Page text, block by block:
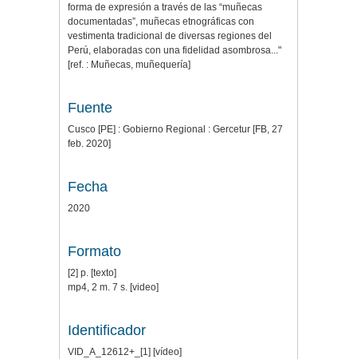
forma de expresión a través de las “muñecas
documentadas”, muñecas etnográficas con
vestimenta tradicional de diversas regiones del
Perú, elaboradas con una fidelidad asombrosa..."
[ref. : Muñecas, muñequería]
Fuente
Cusco [PE] : Gobierno Regional : Gercetur [FB, 27
feb. 2020]
Fecha
2020
Formato
[2] p. [texto]
mp4, 2 m. 7 s. [video]
Identificador
VID_A_12612+_[1] [vídeo]